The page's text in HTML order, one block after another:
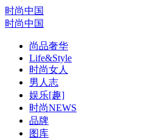
时尚中国
时尚中国
尚品奢华
Life&Style
时尚女人
男人志
娱乐[趣]
时尚NEWS
品牌
图库